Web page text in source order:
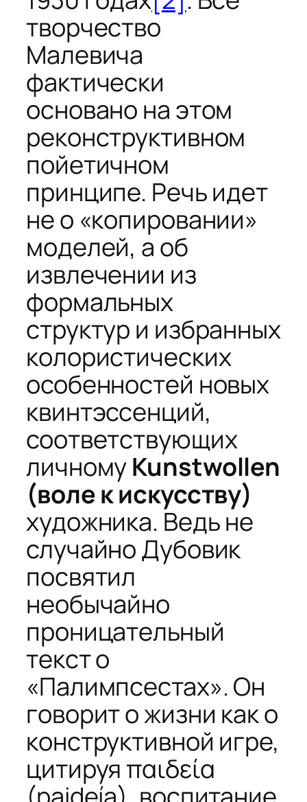
творчество
Малевича
фактически
основано на этом
реконструктивном
пойетичном
принципе. Речь идет
не о «копировании»
моделей, а об
извлечении из
формальных
структур и избранных
колористических
особенностей новых
квинтэссенций,
соответствующих
личномуKunstwollen
(воле к искусству)
художника. Ведь не
случайно Дубовик
посвятил
необычайно
проницательный
текст о
«Палимпсестах». Он
говорит о жизни как о
конструктивной игре,
цитируя παιδεία